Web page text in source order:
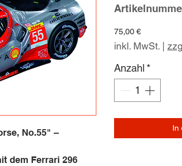
No.55" –
dem Ferrari 296
75,00 €Preis
inkl. MwSt.
Anzahl *
In